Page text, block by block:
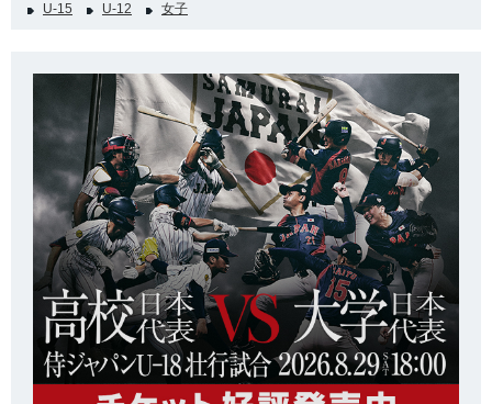
U-15
U-12 女子